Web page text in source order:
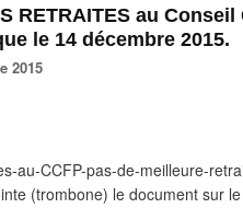
RETRAITES au
le 14 décembre 2015.
2015
au-CCFP-pas-de-meilleure-
(trombone) le document sur